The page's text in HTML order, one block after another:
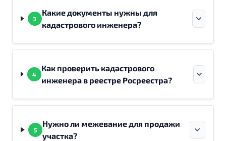
3
Какие документы нужны для
кадастрового инженера?
4
Как проверить кадастрового
инженера в реестре Росреестра?
5
Нужно ли межевание для продажи
участка?